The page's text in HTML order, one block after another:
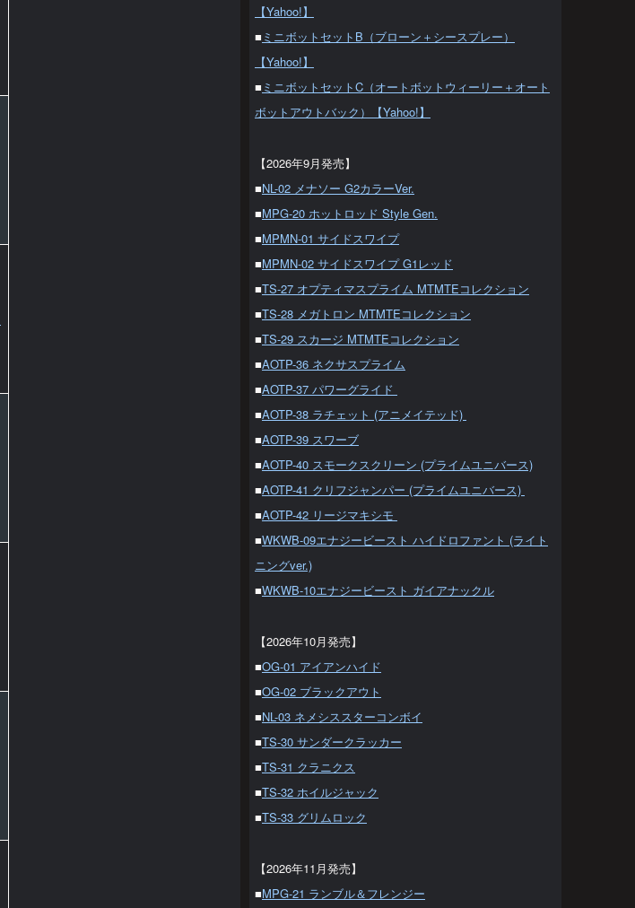
【Yahoo!】
■ ミニボットセットB（ブローン＋シースプレー）
【Yahoo!】
■ ミニボットセットC（オートボットウィーリー＋オート
ボットアウトバック）【Yahoo!】
【2026年9月発売】
■NL-02 メナソー G2カラーVer.
■MPG-20 ホットロッド Style Gen.
■MPMN-01 サイドスワイプ
■MPMN-02 サイドスワイプ G1レッド
■TS-27 オプティマスプライム MTMTEコレクション
■TS-28 メガトロン MTMTEコレクション
■TS-29 スカージ MTMTEコレクション
■AOTP-36 ネクサスプライム
■AOTP-37 パワーグライド
■AOTP-38 ラチェット (アニメイテッド)
■AOTP-39 スワーブ
■AOTP-40 スモークスクリーン (プライムユニバース)
■AOTP-41 クリフジャンパー (プライムユニバース)
■AOTP-42 リージマキシモ
■WKWB-09エナジービースト ハイドロファント (ライト
ニングver.)
■WKWB-10エナジービースト ガイアナックル
【2026年10月発売】
■OG-01 アイアンハイド
■OG-02 ブラックアウト
■NL-03 ネメシススターコンボイ
■TS-30 サンダークラッカー
■TS-31 クラニクス
■TS-32 ホイルジャック
■TS-33 グリムロック
【2026年11月発売】
■MPG-21 ランブル＆フレンジー